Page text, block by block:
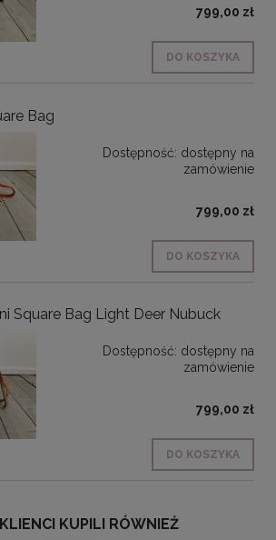
799,00 zł
DO KOSZYKA
Bag
Dostępność: dostępny na
zamówienie
799,00 zł
DO KOSZYKA
Square Bag Light Deer Nubuck
Dostępność: dostępny na
zamówienie
799,00 zł
DO KOSZYKA
KUPILI RÓWNIEŻ